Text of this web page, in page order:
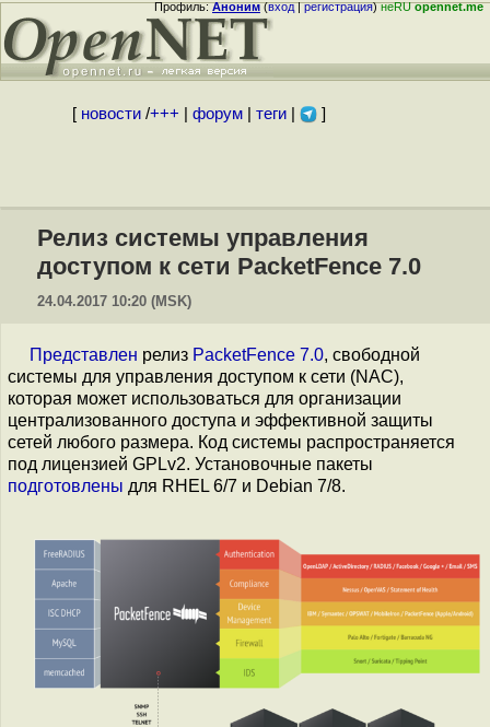
Профиль:Аноним(вход|регистрация)неRUopennet.me
[ новости/+++ форум| теги| ]
Релиз системы управления
доступом к сети PacketFence 7.0
24.04.2017 10:20 (MSK)
Представлен релиз PacketFence 7.0, свободной
системы для управления доступом к сети (NAC),
которая может использоваться для организации
централизованного доступа и эффективной защиты
сетей любого размера. Код системы распространяется
под лицензией GPLv2. Установочные пакеты
подготовлены для RHEL 6/7 и Debian 7/8.